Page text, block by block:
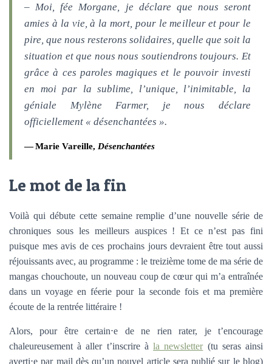
– Moi, fée Morgane, je déclare que nous seront
amies à la vie, à la mort, pour le meilleur et pour le
pire, que nous resterons solidaires, quelle que soit la
situation et que nous nous soutiendrons toujours. Et
grâce à ces paroles magiques et le pouvoir investi
en moi par la sublime, l’unique, l’inimitable, la
géniale Mylène Farmer, je nous déclare
officiellement « désenchantées ».
Marie Vareille, Désenchantées
Le mot de la fin
Voilà qui débute cette semaine remplie d’une nouvelle série de
chroniques sous les meilleurs auspices ! Et ce n’est pas fini
puisque mes avis de ces prochains jours devraient être tout aussi
réjouissants avec, au programme : le treizième tome de ma série de
mangas chouchoute, un nouveau coup de cœur qui m’a entraînée
dans un voyage en féerie pour la seconde fois et ma première
écoute de la rentrée littéraire !
Alors, pour être certain⋅e de ne rien rater, je t’encourage
chaleureusement à aller t’inscrire àla newsletter(tu seras ainsi
averti⋅e par mail dès qu’un nouvel article sera publié sur le blog)